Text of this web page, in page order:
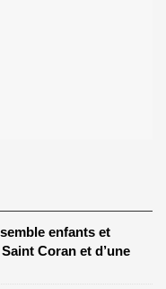
enfants et
Coran et d’une